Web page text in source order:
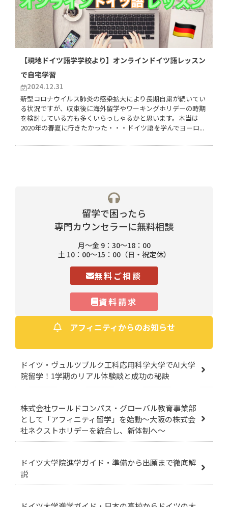
【現地ドイツ語学学校より】オンラインドイツ語レッスン
で自宅学習
2024.12.31
新型コロナウイルス肺炎の感染拡大により長期自粛が続いてい
る状況ですが、収束後に海外留学やワーキングホリデーの時期
を検討している方も多くいらっしゃるかと思います。本当は
2020年の春夏に行きたかった・・・ドイツ語を学んでヨーロ...
留学で困ったら
専門カウンセラーに無料相談
月〜金 9：30〜18：00
土 10：00〜15：00（日・祝定休）
無料ご相談
資料請求
アフィニティからのお知らせ
ドイツ・ヴュルツブルク工科応用科学大学でAI大学
院留学！1学期のリアル体験談と成功の秘訣
株式会社ワールドコンパス・グローバル教育事業部
として「アフィニティ留学」を始動～大阪の株式会
社ネクストホリデーを統合し、新体制へ～
ドイツ大学院進学ガイド・準備から出願まで徹底解
説